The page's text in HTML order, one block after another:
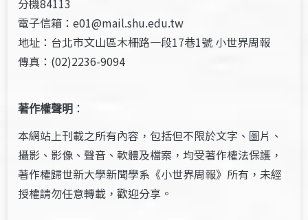
分機84113
電子信箱：e01@mail.shu.edu.tw
地址：台北市文山區木柵路一段17巷1號 小世界周報
傳真：(02)2236-9094
著作權聲明 ：
本網站上刊載之所有內容，包括但不限於文字、圖片、
攝影、影像、聲音、軟體及檔案，均受著作權法保護，
著作權歸世新大學新聞學系《小世界周報》所有，未經
授權請勿任意轉載，歡迎分享。